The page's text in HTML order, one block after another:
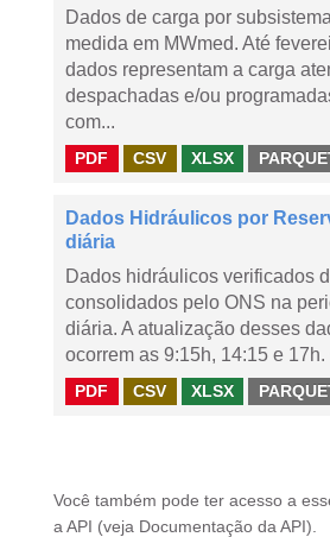
Dados de carga por
medida em MWmed. Até
dados representam a carga
despachadas e/ou
com...
PDF CSV XLSX
Dados Hidráulicos por
diária
Dados hidráulicos verificados
consolidados pelo ONS na
diária. A atualização desses
ocorrem as 9:15h, 14:15 e 17h.
PDF CSV XLSX
Você também pode ter acesso a
a API (veja Documentação da API ).